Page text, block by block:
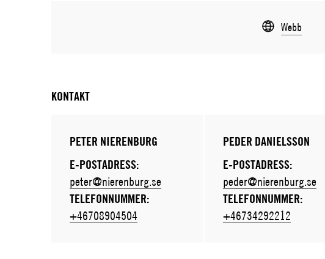
Webb
KONTAKT
PETER NIERENBURG
E-POSTADRESS:
peter@nierenburg.se
TELEFONNUMMER:
+46708904504
PEDER DANIELSSON
E-POSTADRESS:
peder@nierenburg.se
TELEFONNUMMER:
+46734292212